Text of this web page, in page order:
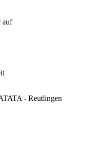
auf
- Reutlingen